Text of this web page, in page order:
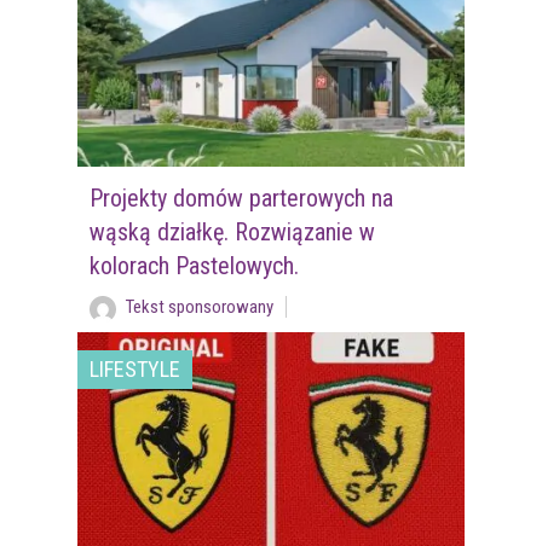
Projekty domów parterowych na
wąską działkę. Rozwiązanie w
kolorach Pastelowych.
Tekst sponsorowany
LIFESTYLE